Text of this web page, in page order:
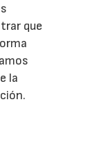
que
la